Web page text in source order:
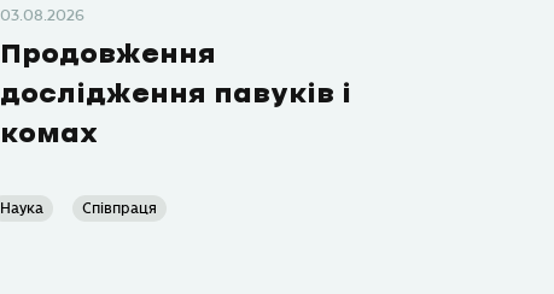
03.08.2026
Продовження
дослідження павуків і
комах
Наука Співпраця